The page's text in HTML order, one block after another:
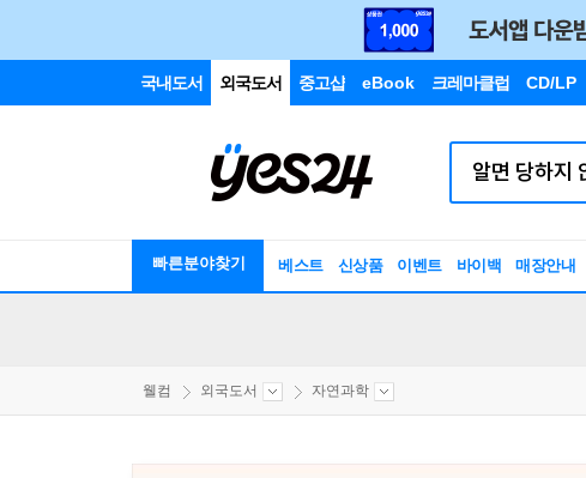
국내도서 외국도서 중고샵 eBook 크레마클럽 CD/LP
빠른분야찾기 베스트 신상품 이벤트 바이백 매장안내
웰컴 외국도서 자연과학